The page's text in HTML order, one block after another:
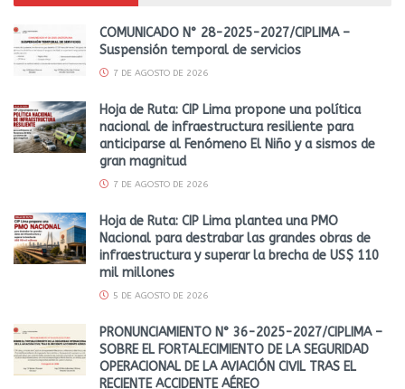
COMUNICADO N° 28-2025-2027/CIPLIMA –
Suspensión temporal de servicios
7 DE AGOSTO DE 2026
Hoja de Ruta: CIP Lima propone una política
nacional de infraestructura resiliente para
anticiparse al Fenómeno El Niño y a sismos de
gran magnitud
7 DE AGOSTO DE 2026
Hoja de Ruta: CIP Lima plantea una PMO
Nacional para destrabar las grandes obras de
infraestructura y superar la brecha de US$ 110
mil millones
5 DE AGOSTO DE 2026
PRONUNCIAMIENTO N° 36-2025-2027/CIPLIMA –
SOBRE EL FORTALECIMIENTO DE LA SEGURIDAD
OPERACIONAL DE LA AVIACIÓN CIVIL TRAS EL
RECIENTE ACCIDENTE AÉREO